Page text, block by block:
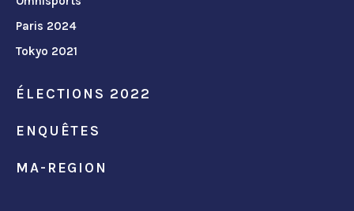
Paris 2024
Tokyo 2021
ÉLECTIONS 2022
ENQUÊTES
MA-REGION